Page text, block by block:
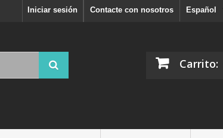
Español
Contacte con nosotros
Iniciar sesión
Carrito: